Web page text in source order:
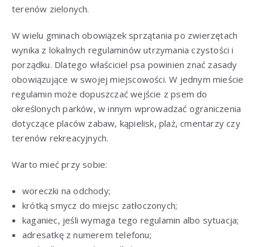
terenów zielonych.
W wielu gminach obowiązek sprzątania po zwierzętach
wynika z lokalnych regulaminów utrzymania czystości i
porządku. Dlatego właściciel psa powinien znać zasady
obowiązujące w swojej miejscowości. W jednym mieście
regulamin może dopuszczać wejście z psem do
określonych parków, w innym wprowadzać ograniczenia
dotyczące placów zabaw, kąpielisk, plaż, cmentarzy czy
terenów rekreacyjnych.
Warto mieć przy sobie:
woreczki na odchody;
krótką smycz do miejsc zatłoczonych;
kaganiec, jeśli wymaga tego regulamin albo sytuacja;
adresatkę z numerem telefonu;